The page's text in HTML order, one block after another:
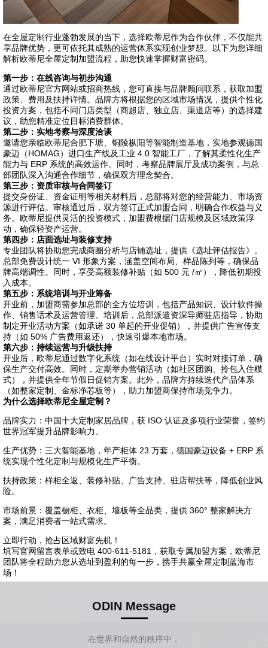
在全屋定制行业蓬勃发展的当下，选择欧蒂尼作为合作伙伴，不仅能共
享品牌优势，更可依托其成熟的运营体系实现创业梦想。以下为您详细
解析欧蒂尼全屋定制加盟流程，助您快速掌握财富密码。
第一步：在线咨询与初步沟通
通过欧蒂尼官方网站或招商热线，您可直接与品牌顾问联系，获取加盟
政策、费用及扶持详情。品牌方将根据您的区域市场情况，提供个性化
投资方案，包括不同门店类型（商超店、独立店、渠道店等）的选择建
议，助您精准定位目标消费群体。
第二步：实地考察与深度洽谈
邀请您亲临欧蒂尼合肥下塘、铜陵枞阳等智能制造基地，实地参观德国
豪迈（HOMAG）进口生产线及工业 4.0 智能工厂，了解其柔性化生产
能力与 ERP 系统的高效运作。同时，考察品牌展厅及成功案例，与总
部团队深入沟通合作细节，确保双方理念契合。
第三步：资质审核与合同签订
提交身份证、资金证明等相关材料后，总部将对您的经营能力、市场资
源进行评估。审核通过后，双方签订正式加盟合同，明确合作权益与义
务。欧蒂尼提供灵活的投资模式，加盟费根据门店规模及区域政策浮
动，确保轻资产运营。
第四步：店面选址与装修支持
专业团队将协助您完成商圈分析与店铺选址，提供《选址评估报告》。
总部免费设计统一 VI 形象方案，涵盖空间布局、样品陈列等，确保品
牌高端调性。同时，享受高额装修补贴（如 500 元 /㎡），降低初期投
入成本。
第五步：系统培训与开业筹备
开业前，加盟商需参加总部的全方位培训，包括产品知识、设计软件操
作、销售话术及运营管理。培训后，总部派遣资深导师驻店指导，协助
制定开业活动方案（如承诺 30 单起的开业促销），并提供广告宣传支
持（如 50% 广告费用返还），快速引爆本地市场。
第六步：持续运营与升级扶持
开业后，欧蒂尼通过数字化系统（如在线设计平台）实时对接订单，确
保生产交付高效。同时，定期举办营销活动（如社区团购、拎包入住模
式），并提供全年节假日促销方案。此外，品牌方持续迭代产品体系
（如整家定制、金标净芯板等），助力加盟商保持市场竞争力。
为什么选择欧蒂尼全屋定制？
品牌实力：中国十大定制家居品牌，获 ISO 认证及多项行业荣誉，签约
世界冠军提升品牌影响力。
生产优势：三大智能基地，年产柜体 23 万套，德国豪迈设备 + ERP 系
统实现个性化定制与规模化生产平衡。
扶持政策：样柜全返、装修补贴、广告支持、驻店帮扶等，降低创业风
险。
市场前景：覆盖橱柜、衣柜、墙板等全品类，提供 360° 整家解决方
案，满足消费者一站式需求。
立即行动，抢占区域财富先机！
填写官网留言表单或致电 400-611-5181，获取专属加盟方案，欧蒂尼
团队将全程助力您从选址到盈利的每一步，携手共赢全屋定制蓝海市
场！
ODIN Message
在世界和自然的秩序中，